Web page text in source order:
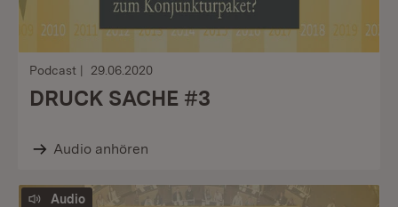
Podcast 29.06.2020
DRUCK SACHE #3
Audio anhören
Audio